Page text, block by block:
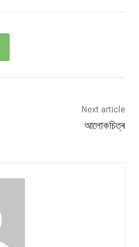
Next article
আলোকচিত্ৰ